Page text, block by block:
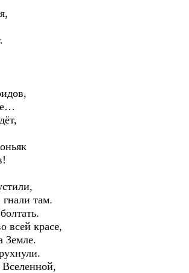
там.
всей красе,
Земле.
Вселенной,